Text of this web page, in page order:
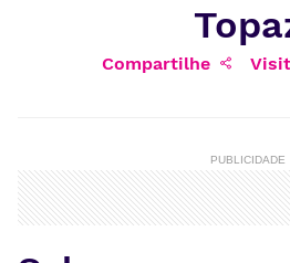
Compartilhe
PUBLICIDADE